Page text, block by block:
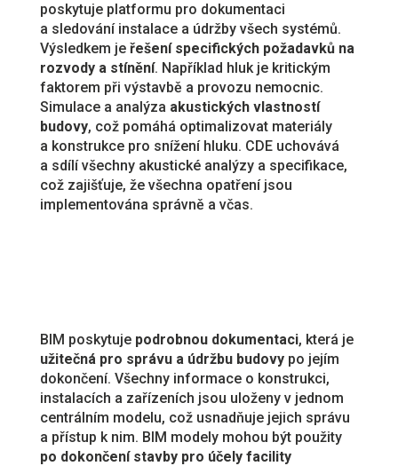
poskytuje platformu pro dokumentaci
a sledování instalace a údržby všech systémů.
Výsledkem je řešení specifických požadavků na
rozvody a stínění. Například hluk je kritickým
faktorem při výstavbě a provozu nemocnic.
Simulace a analýza akustických vlastností
budovy, což pomáhá optimalizovat materiály
a konstrukce pro snížení hluku. CDE uchovává
a sdílí všechny akustické analýzy a specifikace,
což zajišťuje, že všechna opatření jsou
implementována správně a včas.
BIM poskytuje podrobnou dokumentaci, která je
užitečná pro správu a údržbu budovypo jejím
dokončení. Všechny informace o konstrukci,
instalacích a zařízeních jsou uloženy v jednom
centrálním modelu, což usnadňuje jejich správu
a přístup k nim. BIM modely mohou být použity
po dokončení stavby pro účely facility